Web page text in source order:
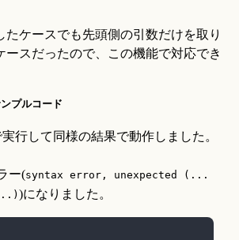
たケースでも先頭側の引数だけを取り
ースだったので、この機能で対応でき
プルコード
実行して同様の結果で動作しました。
ー(syntax error, unexpected (...
)になりました。